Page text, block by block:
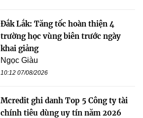
Đắk Lắk: Tăng tốc hoàn thiện 4
trường học vùng biên trước ngày
khai giảng
Ngọc Giàu
10:12 07/08/2026
Mcredit ghi danh Top 5 Công ty tài
chính tiêu dùng uy tín năm 2026